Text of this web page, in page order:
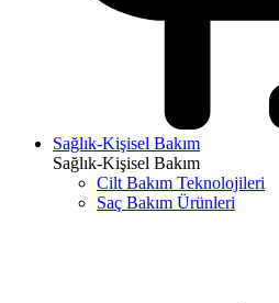
Sağlık-Kişisel Bakım
Sağlık-Kişisel Bakım
Cilt Bakım Teknolojileri
Saç Bakım Ürünleri